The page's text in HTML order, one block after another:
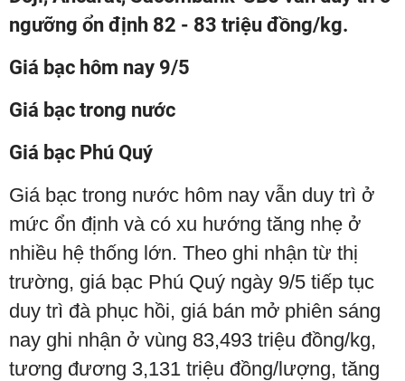
ngưỡng ổn định 82 - 83 triệu đồng/kg.
Giá bạc hôm nay 9/5
Giá bạc trong nước
Giá bạc Phú Quý
Giá bạc trong nước hôm nay vẫn duy trì ở
mức ổn định và có xu hướng tăng nhẹ ở
nhiều hệ thống lớn. Theo ghi nhận từ thị
trường, giá bạc Phú Quý ngày 9/5 tiếp tục
duy trì đà phục hồi, giá bán mở phiên sáng
nay ghi nhận ở vùng 83,493 triệu đồng/kg,
tương đương 3,131 triệu đồng/lượng, tăng